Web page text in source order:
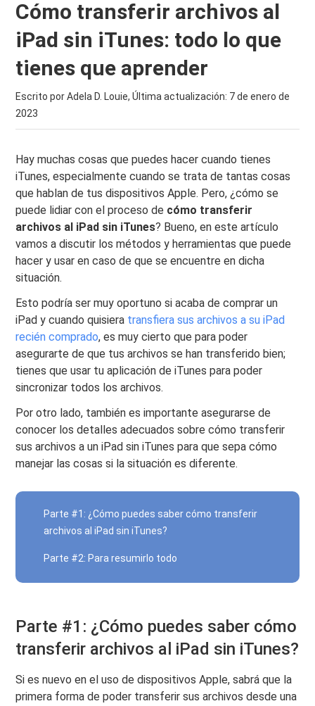
Cómo transferir archivos al
iPad sin iTunes: todo lo que
tienes que aprender
Escrito por Adela D. Louie, Última actualización: 7 de enero de
2023
Hay muchas cosas que puedes hacer cuando tienes
iTunes, especialmente cuando se trata de tantas cosas
que hablan de tus dispositivos Apple. Pero, ¿cómo se
puede lidiar con el proceso de cómo transferir
archivos al iPad sin iTunes? Bueno, en este artículo
vamos a discutir los métodos y herramientas que puede
hacer y usar en caso de que se encuentre en dicha
situación.
Esto podría ser muy oportuno si acaba de comprar un
iPad y cuando quisiera transfiera sus archivos a su iPad
recién comprado, es muy cierto que para poder
asegurarte de que tus archivos se han transferido bien;
tienes que usar tu aplicación de iTunes para poder
sincronizar todos los archivos.
Por otro lado, también es importante asegurarse de
conocer los detalles adecuados sobre cómo transferir
sus archivos a un iPad sin iTunes para que sepa cómo
manejar las cosas si la situación es diferente.
Parte #1: ¿Cómo puedes saber cómo transferir
archivos al iPad sin iTunes?
Parte #2: Para resumirlo todo
Parte #1: ¿Cómo puedes saber cómo
transferir archivos al iPad sin iTunes?
Si es nuevo en el uso de dispositivos Apple, sabrá que la
primera forma de poder transferir sus archivos desde una